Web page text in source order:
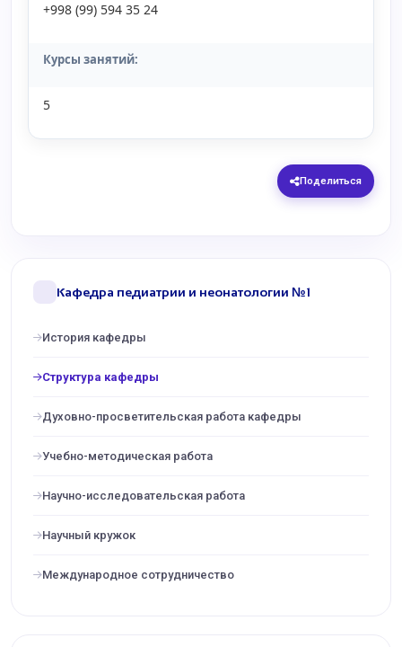
+998 (99) 594 35 24
Курсы занятий:
5
Поделиться
Кафедра педиатрии и неонатологии №1
История кафедры
Структура кафедры
Духовно-просветительская работа кафедры
Учебно-методическая работа
Научно-исследовательская работа
Научный кружок
Международное сотрудничество